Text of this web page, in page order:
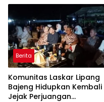
Kondusif
Berita
Komunitas Laskar Lipang
Bajeng Hidupkan Kembali
Jejak Perjuangan